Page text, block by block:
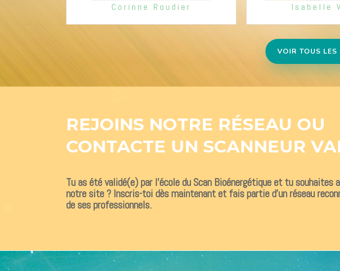
Corinne Roudier Isabelle
VOIR TOUS LES
REJOINS NOTRE RÉSEAU OU
CONTACTE UN SCANNEUR
Tu as été validé(e) par l’école du Scan Bioénergétique et tu souhaites
notre site ? Inscris-toi dès maintenant et fais partie d’un réseau
de ses professionnels.